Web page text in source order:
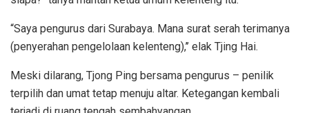
“Saya pengurus dari Surabaya. Mana surat serah terimanya
(penyerahan pengelolaan kelenteng),’’ elak Tjing Hai.
Meski dilarang, Tjong Ping bersama pengurus – penilik
terpilih dan umat tetap menuju altar. Ketegangan kembali